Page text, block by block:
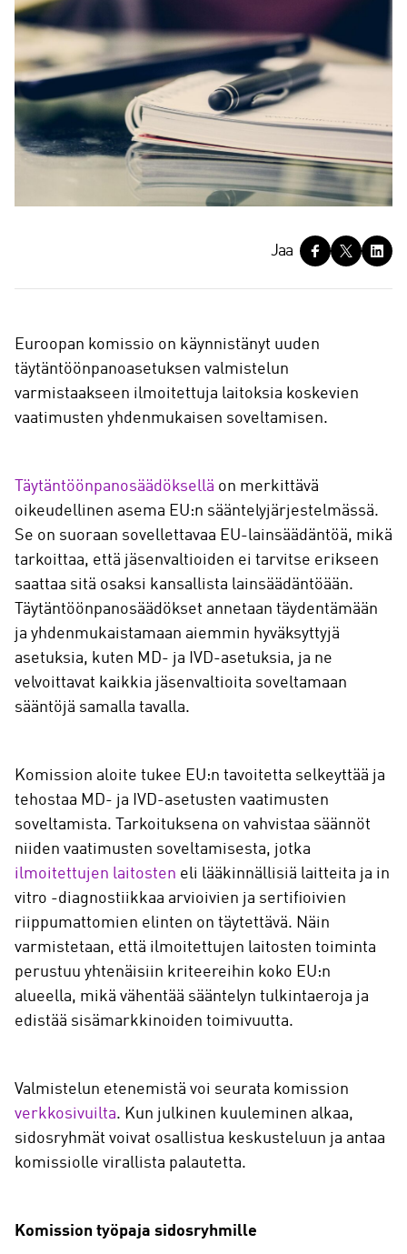
a
Jaa
Euroopan komissio on käynnistänyt uuden
täytäntöönpanoasetuksen valmistelun
varmistaakseen ilmoitettuja laitoksia koskevien
vaatimusten yhdenmukaisen soveltamisen.
Täytäntöönpanosäädöksellä on merkittävä
oikeudellinen asema EU:n sääntelyjärjestelmässä.
Se on suoraan sovellettavaa EU-lainsäädäntöä, mikä
tarkoittaa, että jäsenvaltioiden ei tarvitse erikseen
saattaa sitä osaksi kansallista lainsäädäntöään.
Täytäntöönpanosäädökset annetaan täydentämään
ja yhdenmukaistamaan aiemmin hyväksyttyjä
asetuksia, kuten MD- ja IVD-asetuksia, ja ne
velvoittavat kaikkia jäsenvaltioita soveltamaan
sääntöjä samalla tavalla.
Komission aloite tukee EU:n tavoitetta selkeyttää ja
tehostaa MD- ja IVD-asetusten vaatimusten
soveltamista. Tarkoituksena on vahvistaa säännöt
niiden vaatimusten soveltamisesta, jotka
ilmoitettujen laitosten eli lääkinnällisiä laitteita ja in
vitro -diagnostiikkaa arvioivien ja sertifioivien
riippumattomien elinten on täytettävä. Näin
varmistetaan, että ilmoitettujen laitosten toiminta
perustuu yhtenäisiin kriteereihin koko EU:n
alueella, mikä vähentää sääntelyn tulkintaeroja ja
edistää sisämarkkinoiden toimivuutta.
Valmistelun etenemistä voi seurata komission
verkkosivuilta. Kun julkinen kuuleminen alkaa,
sidosryhmät voivat osallistua keskusteluun ja antaa
komissiolle virallista palautetta.
Komission työpaja sidosryhmille